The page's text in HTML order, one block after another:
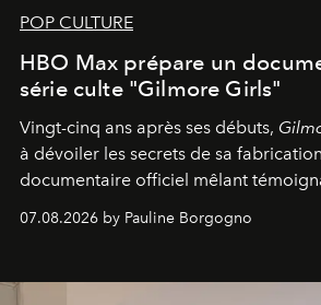
POP CULTURE
HBO Max prépare un
série culte "Gilmore Girls"
Vingt-cinq ans après ses débuts,
à dévoiler les secrets de sa
documentaire officiel mêlant
inédites et plongée dans les
générationnel.
07.08.2026 by Pauline Borgogno